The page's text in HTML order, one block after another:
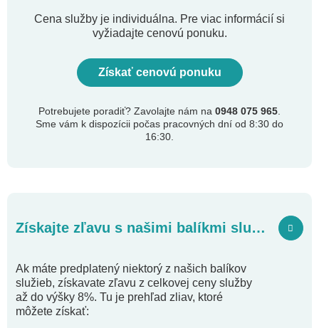
Cena služby je individuálna. Pre viac informácií si
vyžiadajte cenovú ponuku.
Získať cenovú ponuku
Potrebujete poradiť? Zavolajte nám na 0948 075 965.
Sme vám k dispozícii počas pracovných dní od 8:30 do
16:30.
Získajte zľavu s našimi balíkmi služieb
Ak máte predplatený niektorý z našich balíkov
služieb, získavate zľavu z celkovej ceny služby
až do výšky 8%. Tu je prehľad zliav, ktoré
môžete získať: